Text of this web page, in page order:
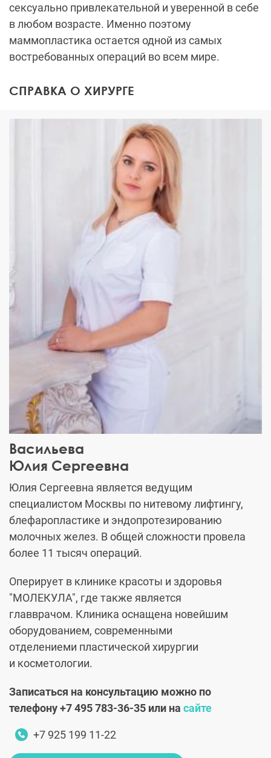
сексуально привлекательной и уверенной в себе
в любом возрасте. Именно поэтому
маммопластика остается одной из самых
востребованных операций во всем мире.
СПРАВКА О ХИРУРГЕ
Васильева
Юлия Сергеевна
Юлия Сергеевна является ведущим
специалистом Москвы по нитевому лифтингу,
блефаропластике и эндопротезированию
молочных желез. В общей сложности провела
более 11 тысяч операций.
Оперирует в клинике красоты и здоровья
"МОЛЕКУЛА", где также является
главврачом. Клиника оснащена новейшим
оборудованием, современными
отделениеми пластической хирургии
и косметологии.
Записаться на консультацию можно по
телефону+7495 783-36-35 или на сайте
+7 925 199 11-22